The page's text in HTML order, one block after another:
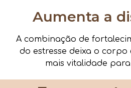
Aumenta a
A combinação de
do estresse deixa o corpo
mais vitalidade